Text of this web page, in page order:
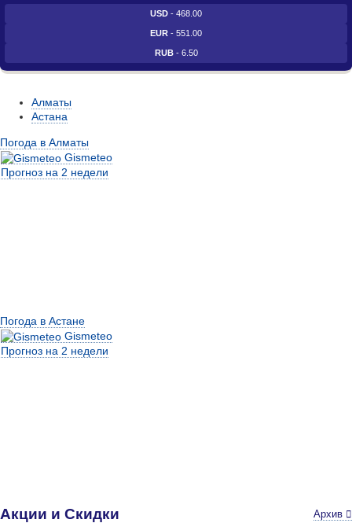
USD - 468.00
EUR - 551.00
RUB- 6.50
Алматы
Астана
Погода в Алматы
Gismeteo
Прогноз на 2 недели
Погода в Астане
Gismeteo
Прогноз на 2 недели
Акции и Скидки Архив